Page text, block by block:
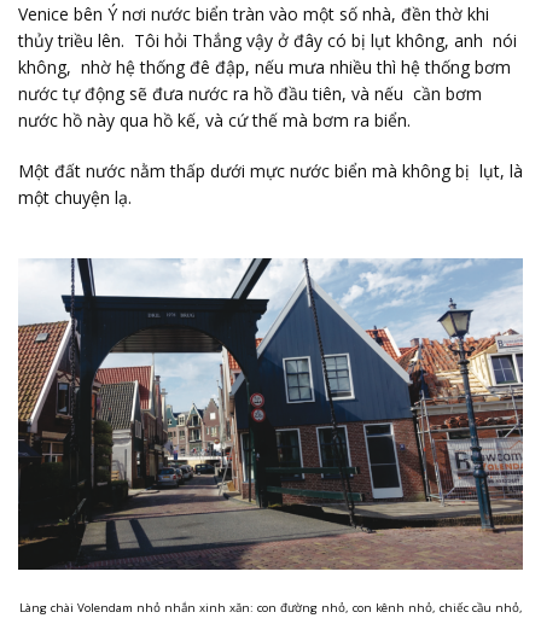
Venice bên Ý nơi nước biển tràn vào một số nhà, đền thờ khi
thủy triều lên. Tôi hỏi Thắng vậy ở đây có bị lụt không, anh nói
không, nhờ hệ thống đê đập, nếu mưa nhiều thì hệ thống bơm
nước tự động sẽ đưa nước ra hồ đầu tiên, và nếu cần bơm
nước hồ này qua hồ kế, và cứ thế mà bơm ra biển.
Một đất nước nằm thấp dưới mực nước biển mà không bị lụt, là
một chuyện lạ.
Làng chài Volendam nhỏ nhắn xinh xăn: con đường nhỏ, con kênh nhỏ, chiếc cầu nhỏ,